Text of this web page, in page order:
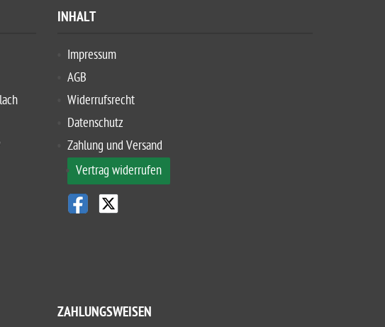
INHALT
Impressum
AGB
Widerrufsrecht
Datenschutz
Zahlung und Versand
Vertrag widerrufen
ZAHLUNGSWEISEN